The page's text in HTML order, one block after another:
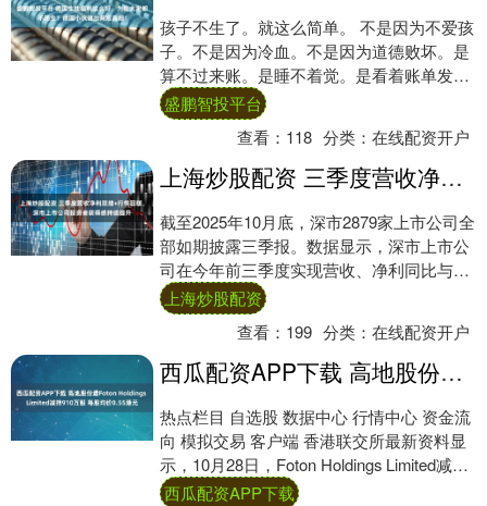
孩子不生了。就这么简单。 不是因为不爱孩
子。不是因为冷血。不是因为道德败坏。是
算不过来账。是睡不着觉。是看着账单发呆
的时候，突然觉得，连自己都养不好，怎么
养别人....
盛鹏智投平台
查看： 118 分类：在线配资开户
上海炒股配资 三季度营收净利双增+行情回暖，深市上市公司投资者获得感持续提升
截至2025年10月底，深市2879家上市公司全
部如期披露三季报。数据显示，深市上市公
司在今年前三季度实现营收、净利同比与环
比双增长，高质量发展成色十足。 在此....
上海炒股配资
查看： 199 分类：在线配资开户
西瓜配资APP下载 高地股份遭Foton Holdings Limited减持910万股 每股均价0.55港元
热点栏目 自选股 数据中心 行情中心 资金流
向 模拟交易 客户端 香港联交所最新资料显
示，10月28日，Foton Holdings Limited减持
高地股份....
西瓜配资APP下载